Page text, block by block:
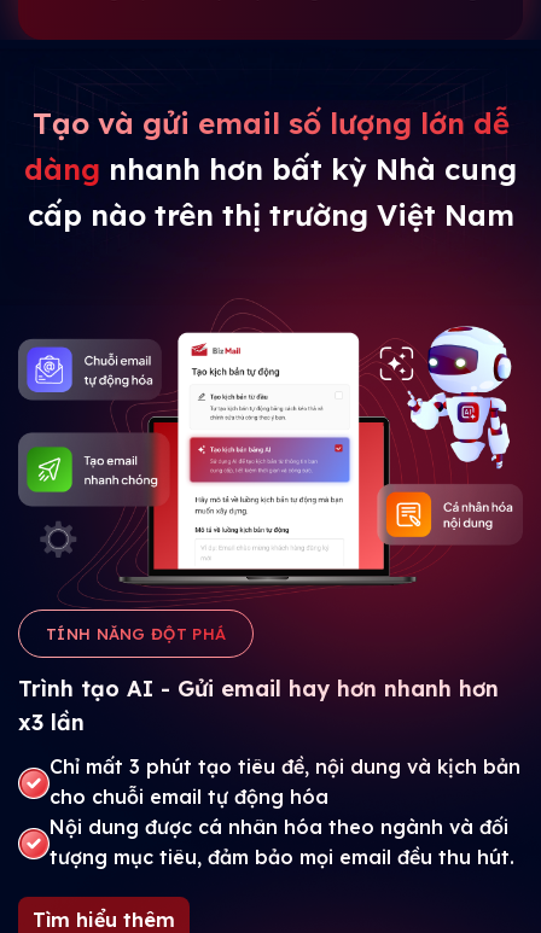
Tạo và gửi email số lượng lớn dễ
dàng nhanh hơn bất kỳ Nhà cung
cấp nào trên thị trường Việt Nam
TÍNH NĂNG ĐỘT PHÁ
Trình tạo AI - Gửi email hay hơn nhanh hơn
x3 lần
Chỉ mất 3 phút tạo tiêu đề, nội dung và kịch bản
cho chuỗi email tự động hóa
Nội dung được cá nhân hóa theo ngành và đối
tượng mục tiêu, đảm bảo mọi email đều thu hút.
Tìm hiểu thêm